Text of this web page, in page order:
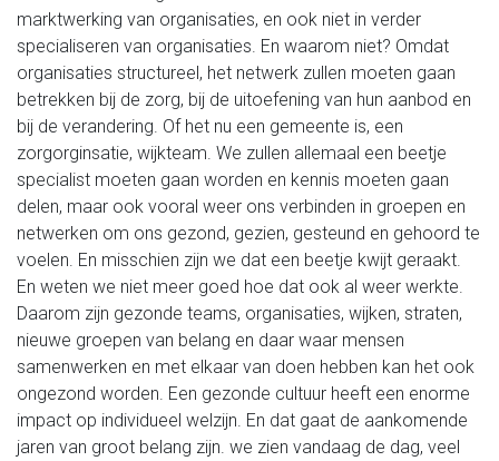
marktwerking van organisaties, en ook niet in verder
specialiseren van organisaties. En waarom niet? Omdat
organisaties structureel, het netwerk zullen moeten gaan
betrekken bij de zorg, bij de uitoefening van hun aanbod en
bij de verandering. Of het nu een gemeente is, een
zorgorginsatie, wijkteam. We zullen allemaal een beetje
specialist moeten gaan worden en kennis moeten gaan
delen, maar ook vooral weer ons verbinden in groepen en
netwerken om ons gezond, gezien, gesteund en gehoord te
voelen. En misschien zijn we dat een beetje kwijt geraakt.
En weten we niet meer goed hoe dat ook al weer werkte.
Daarom zijn gezonde teams, organisaties, wijken, straten,
nieuwe groepen van belang en daar waar mensen
samenwerken en met elkaar van doen hebben kan het ook
ongezond worden. Een gezonde cultuur heeft een enorme
impact op individueel welzijn. En dat gaat de aankomende
jaren van groot belang zijn. we zien vandaag de dag, veel